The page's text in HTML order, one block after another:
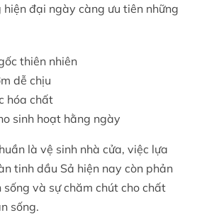
hiện đại ngày càng ưu tiên những
thiên nhiên
dễ chịu
hóa chất
sinh hoạt hằng ngày
là vệ sinh nhà cửa, việc lựa
tinh dầu Sả hiện nay còn phản
sống và sự chăm chút cho chất
sống.